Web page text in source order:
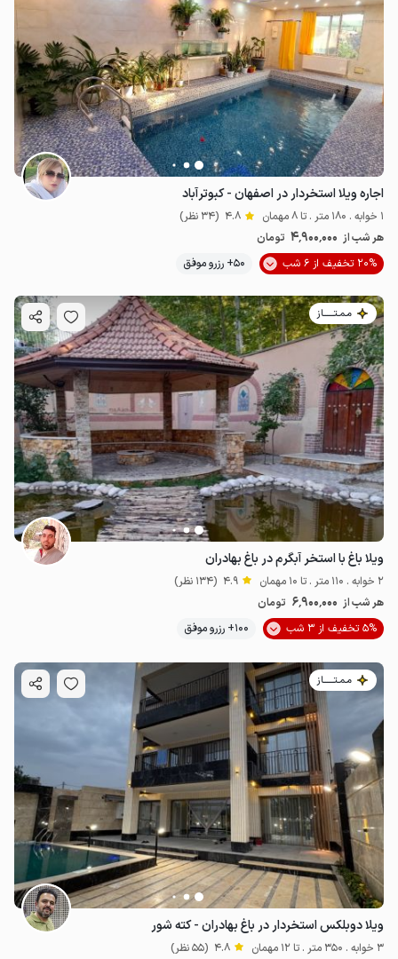
اجاره ویلا استخردار در اصفهان - کبوترآباد
1 خوابه . 180 متر . تا 8 مهمان 4.8 (34 نظر)
هر شب از 4٬900٬000 تومان
20% تخفیف از 6 شب
50+ رزرو موفق
مـمـتــــــاز
ویلا باغ با استخر آبگرم در باغ بهادران
2 خوابه . 110 متر . تا 10 مهمان 4.9 (134 نظر)
هر شب از 6٬900٬000 تومان
5% تخفیف از 3 شب
100+ رزرو موفق
مـمـتــــــاز
ویلا دوبلکس استخردار در باغ بهادران - کته شور
3 خوابه . 350 متر . تا 12 مهمان 4.8 (55 نظر)